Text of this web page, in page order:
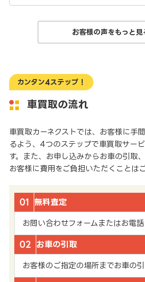
お客様の声をもっと見
カンタン4ステップ！
車買取の流れ
車買取カーネクストでは、お客様に手
るよう、4つのステップで車買取サー
す。また、お申し込みからお車の引取
お客様に費用をご負担いただくことは
01 無料査定
お問い合わせフォームまたはお電話
02 お車の引取
お客様のご指定の場所までお車の引